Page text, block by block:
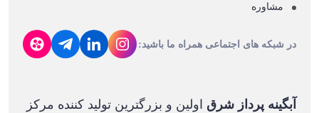
مشاوره
در شبکه های اجتماعی همراه ما باشید:
آبگینه پرداز شرق اولین و بزرگترین تولید کننده مرکز